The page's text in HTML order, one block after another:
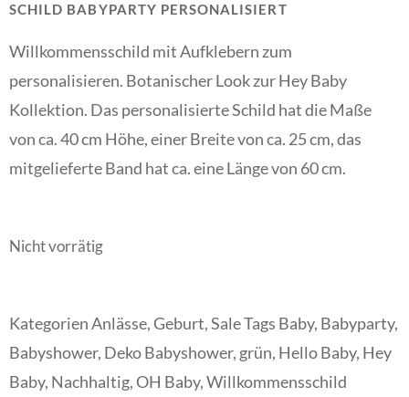
SCHILD BABYPARTY PERSONALISIERT
Willkommensschild mit Aufklebern zum
personalisieren. Botanischer Look zur Hey Baby
Kollektion. Das personalisierte Schild hat die Maße
von ca. 40 cm Höhe, einer Breite von ca. 25 cm, das
mitgelieferte Band hat ca. eine Länge von 60 cm.
Nicht vorrätig
KategorienAnlässe,Geburt,SaleTags Baby, Babyparty,
Babyshower, Deko Babyshower, grün, Hello Baby, Hey
Baby, Nachhaltig, OH Baby,Willkommensschild